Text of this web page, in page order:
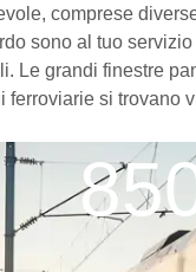
comprese
sono al tuo
grandi finestre
si